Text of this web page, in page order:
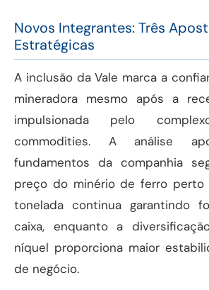
Novos Integrantes: Três
Estratégicas
A inclusão da Vale marca a
mineradora mesmo após a
impulsionada pelo
commodities. A análise
fundamentos da companhia
preço do minério de ferro perto
tonelada continua garantindo
caixa, enquanto a
níquel proporciona maior
de negócio.